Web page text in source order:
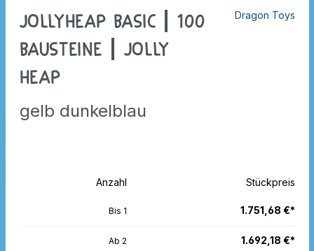
JollyHeap Basic | 100
Bausteine | Jolly
Heap
gelb dunkelblau
Dragon Toys
Anzahl Stückpreis
Bis 1 1.751,68 €*
Ab 2 1.692,18 €*